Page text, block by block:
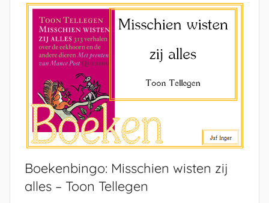
Boekenbingo: Misschien wisten zij
alles – Toon Tellegen